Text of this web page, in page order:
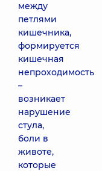
между
петлями
кишечника,
формируется
кишечная
непроходимость
–
возникает
нарушение
стула,
боли в
животе,
которые